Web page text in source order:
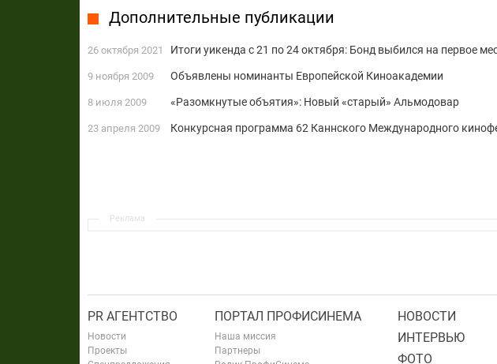
Дополнительные публикации
26 октября 2021 Итоги уикенда с 21 по 24 октября: Бонд выбился на первое
9 ноября 2009 Объявлены номинанты Европейской Киноакадемии
8 июля 2009 «Разомкнутые объятия»: Новый «старый» Альмодовар
23 апреля 2009 Конкурсная программа 62 Каннского Международного
Реклама
PR АГЕНТСТВО
Новости
Проекты
ПОРТАЛ ПРОФИСИНЕМА
Наша миссия
Партнеры
НОВОСТИ
ИНТЕРВЬЮ
ФОТО